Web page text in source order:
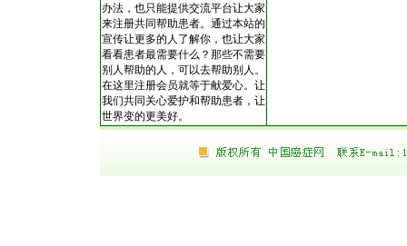
办法，也只能提供交流平台让大家
来注册共同帮助患者。通过本站的
宣传让更多的人了解你，也让大家
看看患者最需要什么？那些不需要
别人帮助的人，可以去帮助别人。
在这里注册会员就等于献爱心。让
我们共同关心爱护和帮助患者，让
世界变的更美好。